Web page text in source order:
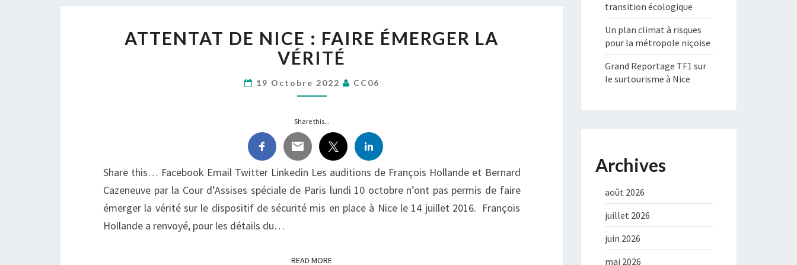
DE
NICE
:
FAIRE
ÉMERGER
VÉRITÉ
ATTENTAT DE NICE : FAIRE ÉMERGER LA
VÉRITÉ
19 Octobre 2022 CC06
Share this...
Share this… Facebook Email Twitter Linkedin Les auditions de François Hollande et Bernard
Cazeneuve par la Cour d’Assises spéciale de Paris lundi 10 octobre n’ont pas permis de faire
émerger la vérité sur le dispositif de sécurité mis en place à Nice le 14 juillet 2016. François
Hollande a renvoyé, pour les détails du…
READ MOREREAD MORE
transition écologique
Un plan climat à risques
pour la métropole niçoise
Grand Reportage TF1 sur
le surtourisme à Nice
Archives
août 2026
juillet 2026
juin 2026
mai 2026